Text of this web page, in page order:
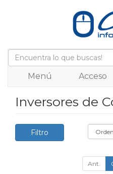
Menú Acceso
Inversores de
Filtro
Ant.